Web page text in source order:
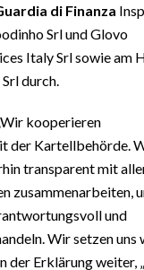
di Finanza
Srl und Glovo
Italy Srl sowie am
durch.
kooperieren
der Kartellbehörde.
transparent mit
zusammenarbeiten,
und
Wir setzen uns
der Erklärung weiter,